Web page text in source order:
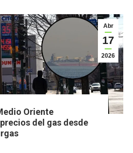
Abr
17
2026
Oriente
del gas desde